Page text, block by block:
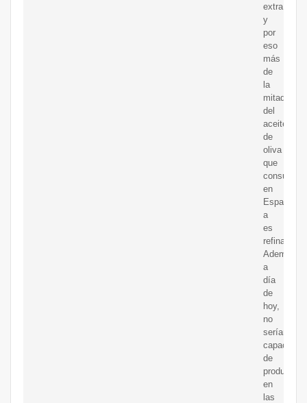
extra,
y
por
eso
más
de
la
mitad
del
aceite
de
oliva
que
en
Espa?
a
es
refinado.
Además,
a
día
de
hoy,
no
seríamos
capaces
de
producir
en
las